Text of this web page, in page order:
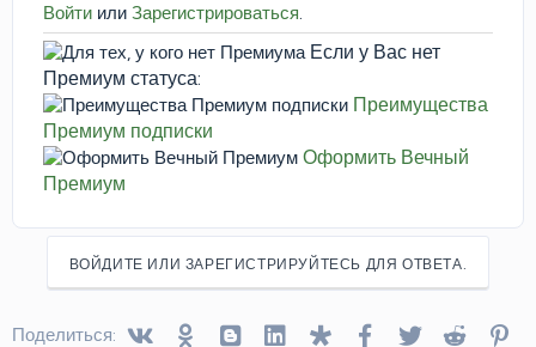
Войти или Зарегистрироваться
Если у Вас нет
Премиум статуса:
Преимущества
Премиум подписки
Оформить Вечный
Премиум
ВОЙДИТЕ ИЛИ ЗАРЕГИСТРИРУЙТЕСЬ ДЛЯ ОТВЕТА.
Поделиться: VkontakteOdnoklassniki
Blogger Linked InDiasporaFacebook
TwitterReddit